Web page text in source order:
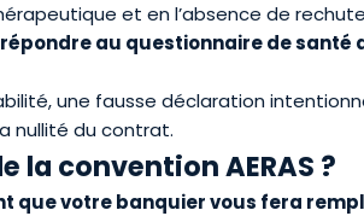
et en l’absence de
au questionnaire de santé
une fausse déclaration
nullité du contrat.
convention AERAS ?
que votre banquier vous fera